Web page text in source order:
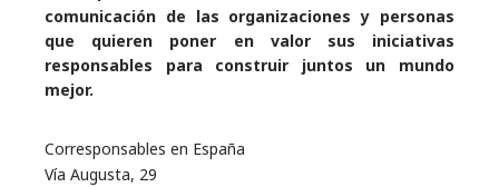
comunicación de las organizaciones y personas
que quieren poner en valor sus iniciativas
responsables para construir juntos un mundo
mejor.
Corresponsables en España
Vía Augusta, 29